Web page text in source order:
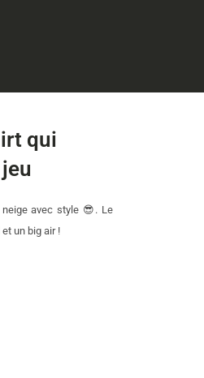
qui
avec style 😎. Le
un big air !